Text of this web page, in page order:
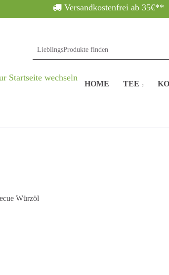
Versandkostenfrei ab 35€**
HOME TEE